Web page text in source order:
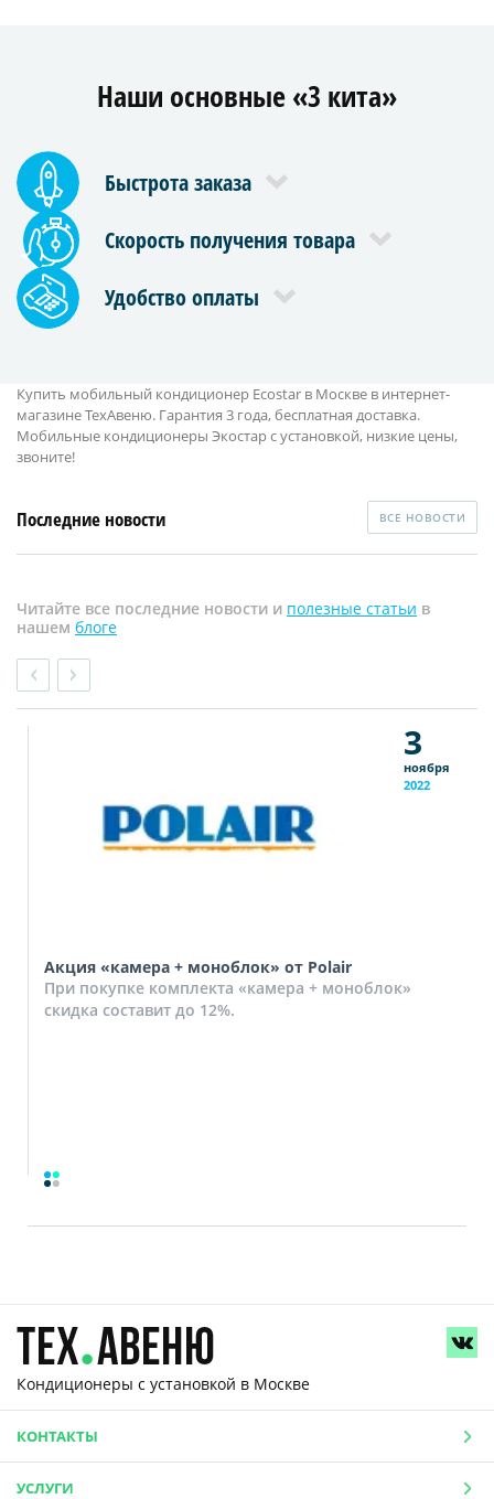
Наши основные «3 кита»
Быстрота заказа
Скорость получения товара
Удобство оплаты
Купить мобильный кондиционер Ecostar в Москве в интернет-
магазине ТехАвеню. Гарантия 3 года, бесплатная доставка.
Мобильные кондиционеры Экостар с установкой, низкие цены,
звоните!
Последние новости ВСЕ НОВОСТИ
Читайте все последние новости и полезные статьи в
нашем блоге
3
ноября
2022
Акция «камера + моноблок» от Polair
При покупке комплекта «камера + моноблок»
скидка составит до 12%.
Кондиционеры с установкой в Москве
КОНТАКТЫ
УСЛУГИ